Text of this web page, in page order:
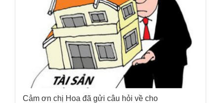
Cảm ơn chị Hoa đã gửi câu hỏi về cho